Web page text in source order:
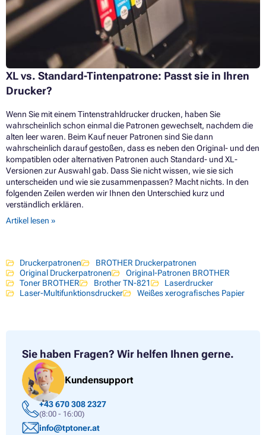
XL vs. Standard-Tintenpatrone: Passt sie in Ihren
Drucker?
Wenn Sie mit einem Tintenstrahldrucker drucken, haben Sie
wahrscheinlich schon einmal die Patronen gewechselt, nachdem die
alten leer waren. Beim Kauf neuer Patronen sind Sie dann
wahrscheinlich darauf gestoßen, dass es neben den Original- und den
kompatiblen oder alternativen Patronen auch Standard- und XL-
Versionen zur Auswahl gab. Dass Sie nicht wissen, wie sie sich
unterscheiden und wie sie zusammenpassen? Macht nichts. In den
folgenden Zeilen werden wir Ihnen den Unterschied kurz und
verständlich erklären.
Artikel lesen »
Druckerpatronen
BROTHER Druckerpatronen
Original Druckerpatronen
Original-Patronen BROTHER
Toner BROTHER
Brother TN-821
Laserdrucker
Laser-Multifunktionsdrucker
Weißes xerografisches Papier
Sie haben Fragen? Wir helfen Ihnen gerne.
Kundensupport
+43 670 308 2327
(8:00 - 16:00)
info@tptoner.at